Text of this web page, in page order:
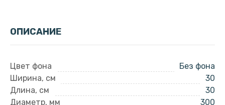
ОПИСАНИЕ
Цвет фона
Без фона
Ширина, см
30
Длина, см
30
Диаметр, мм
300